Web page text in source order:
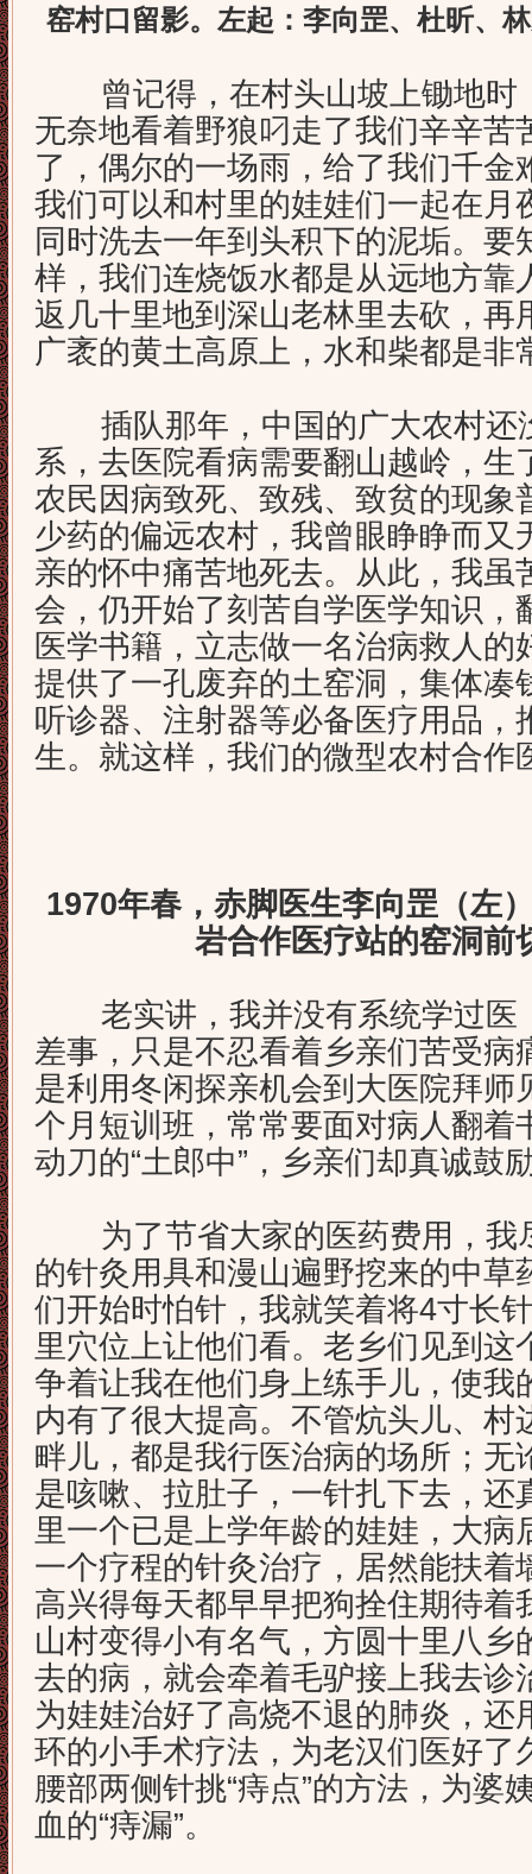
窑村口留影。左起：李向罡、杜昕、
曾记得，在村头山坡上锄地时
无奈地看着野狼叼走了我们辛辛苦
了，偶尔的一场雨，给了我们千金
我们可以和村里的娃娃们一起在月
同时洗去一年到头积下的泥垢。要
样，我们连烧饭水都是从远地方靠
返几十里地到深山老林里去砍，再
广袤的黄土高原上，水和柴都是非
插队那年，中国的广大农村还
系，去医院看病需要翻山越岭，生
农民因病致死、致残、致贫的现象
少药的偏远农村，我曾眼睁睁而又
亲的怀中痛苦地死去。从此，我虽
会，仍开始了刻苦自学医学知识，
医学书籍，立志做一名治病救人的
提供了一孔废弃的土窑洞，集体凑
听诊器、注射器等必备医疗用品，
生。就这样，我们的微型农村合作
1970年春，赤脚医生李向罡（左
岩合作医疗站的窑洞前
老实讲，我并没有系统学过医
差事，只是不忍看着乡亲们苦受病
是利用冬闲探亲机会到大医院拜师
个月短训班，常常要面对病人翻着
动刀的“土郎中”，乡亲们却真诚鼓
为了节省大家的医药费用，我
的针灸用具和漫山遍野挖来的中草
们开始时怕针，我就笑着将4寸长
里穴位上让他们看。老乡们见到这
争着让我在他们身上练手儿，使我
内有了很大提高。不管炕头儿、村
畔儿，都是我行医治病的场所；无
是咳嗽、拉肚子，一针扎下去，还
里一个已是上学年龄的娃娃，大病
一个疗程的针灸治疗，居然能扶着
高兴得每天都早早把狗拴住期待着
山村变得小有名气，方圆十里八乡
去的病，就会牵着毛驴接上我去诊
为娃娃治好了高烧不退的肺炎，还
环的小手术疗法，为老汉们医好了
腰部两侧针挑“痔点”的方法，为婆
血的“痔漏”。